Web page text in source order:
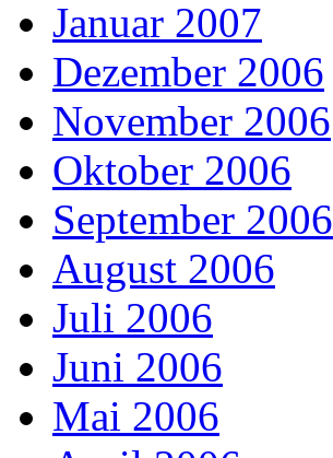
Januar 2007
Dezember 2006
November 2006
Oktober 2006
September 2006
August 2006
Juli 2006
Juni 2006
Mai 2006